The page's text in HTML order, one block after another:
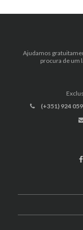
Ajudamos
procura de um
(+351) 924